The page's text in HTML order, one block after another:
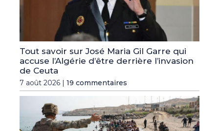
Tout savoir sur José Maria Gil Garre qui
accuse l’Algérie d’être derrière l’invasion
de Ceuta
7 août 2026 | 19 commentaires